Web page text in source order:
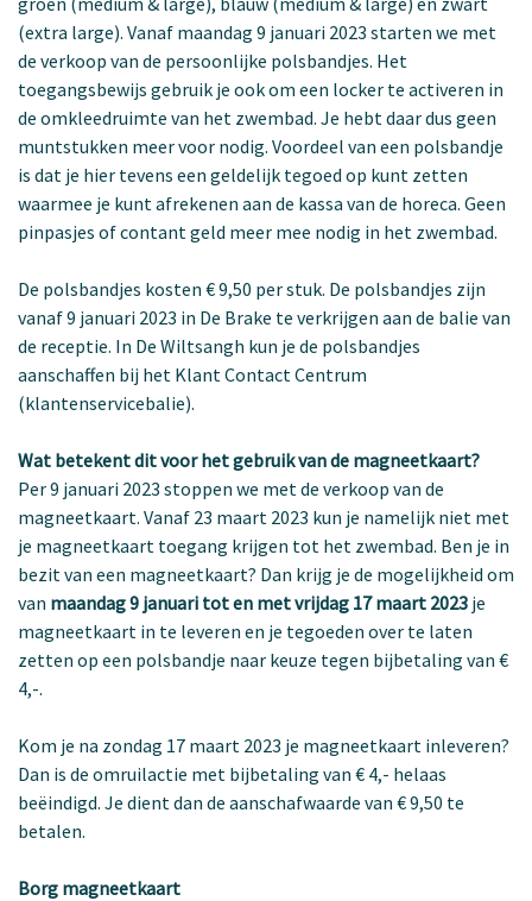
(extra large). Vanaf maandag 9 januari 2023 starten we met
de verkoop van de persoonlijke polsbandjes. Het
toegangsbewijs gebruik je ook om een locker te activeren in
de omkleedruimte van het zwembad. Je hebt daar dus geen
muntstukken meer voor nodig. Voordeel van een polsbandje
is dat je hier tevens een geldelijk tegoed op kunt zetten
waarmee je kunt afrekenen aan de kassa van de horeca. Geen
pinpasjes of contant geld meer mee nodig in het zwembad.
De polsbandjes kosten € 9,50 per stuk. De polsbandjes zijn
vanaf 9 januari 2023 in De Brake te verkrijgen aan de balie van
de receptie. In De Wiltsangh kun je de polsbandjes
aanschaffen bij het Klant Contact Centrum
(klantenservicebalie).
Wat betekent dit voor het gebruik van de magneetkaart?
Per 9 januari 2023 stoppen we met de verkoop van de
magneetkaart. Vanaf 23 maart 2023 kun je namelijk niet met
je magneetkaart toegang krijgen tot het zwembad. Ben je in
bezit van een magneetkaart? Dan krijg je de mogelijkheid om
van maandag 9 januari tot en met vrijdag 17 maart 2023 je
magneetkaart in te leveren en je tegoeden over te laten
zetten op een polsbandje naar keuze tegen bijbetaling van €
4,-.
Kom je na zondag 17 maart 2023 je magneetkaart inleveren?
Dan is de omruilactie met bijbetaling van € 4,- helaas
beëindigd. Je dient dan de aanschafwaarde van € 9,50 te
betalen.
Borg magneetkaart